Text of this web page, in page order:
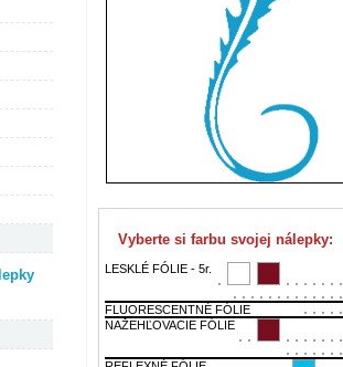
Vyberte si farbu svojej nálepky:
LESKLÉ FÓLIE - 5r.
FLUORESCENTNÉ FÓLIE
NAŽEHĽOVACIE FÓLIE